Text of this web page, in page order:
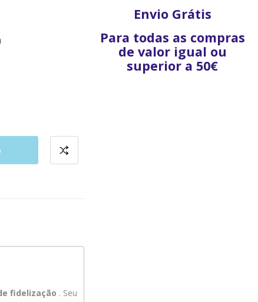
fidelização . Seu
Envio Grátis
Para todas as compras
de valor igual ou
superior a 50€